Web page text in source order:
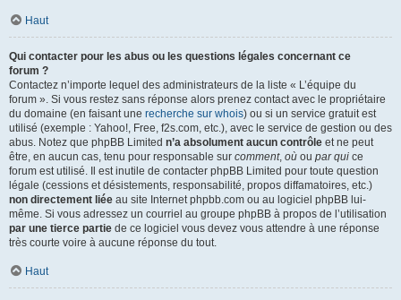
Haut
Qui contacter pour les abus ou les questions légales concernant ce
forum ?
Contactez n’importe lequel des administrateurs de la liste « L’équipe du
forum ». Si vous restez sans réponse alors prenez contact avec le propriétaire
du domaine (en faisant une recherche sur whois) ou si un service gratuit est
utilisé (exemple : Yahoo!, Free, f2s.com, etc.), avec le service de gestion ou des
abus. Notez que phpBB Limited n’a absolument aucun contrôle et ne peut
être, en aucun cas, tenu pour responsable sur comment, où ou par qui ce
forum est utilisé. Il est inutile de contacter phpBB Limited pour toute question
légale (cessions et désistements, responsabilité, propos diffamatoires, etc.)
non directement liée au site Internet phpbb.com ou au logiciel phpBB lui-
même. Si vous adressez un courriel au groupe phpBB à propos de l’utilisation
par une tierce partie de ce logiciel vous devez vous attendre à une réponse
très courte voire à aucune réponse du tout.
Haut